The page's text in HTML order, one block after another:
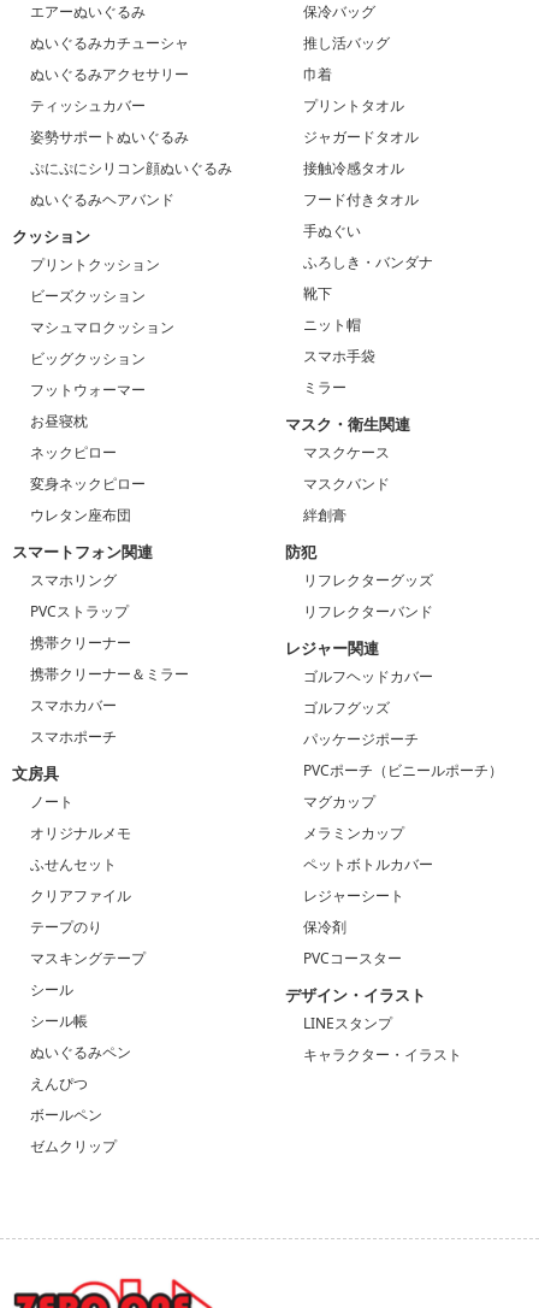
エアーぬいぐるみ
ぬいぐるみカチューシャ
ぬいぐるみアクセサリー
ティッシュカバー
姿勢サポートぬいぐるみ
ぷにぷにシリコン顔ぬいぐるみ
ぬいぐるみヘアバンド
クッション
プリントクッション
ビーズクッション
マシュマロクッション
ビッグクッション
フットウォーマー
お昼寝枕
ネックピロー
変身ネックピロー
ウレタン座布団
スマートフォン関連
スマホリング
PVCストラップ
携帯クリーナー
携帯クリーナー＆ミラー
スマホカバー
スマホポーチ
文房具
ノート
オリジナルメモ
ふせんセット
クリアファイル
テープのり
マスキングテープ
シール
シール帳
ぬいぐるみペン
えんぴつ
ボールペン
ゼムクリップ
保冷バッグ
推し活バッグ
巾着
プリントタオル
ジャガードタオル
接触冷感タオル
フード付きタオル
手ぬぐい
ふろしき・バンダナ
靴下
ニット帽
スマホ手袋
ミラー
マスク・衛生関連
マスクケース
マスクバンド
絆創膏
防犯
リフレクターグッズ
リフレクターバンド
レジャー関連
ゴルフヘッドカバー
ゴルフグッズ
パッケージポーチ
PVCポーチ（ビニールポーチ）
マグカップ
メラミンカップ
ペットボトルカバー
レジャーシート
保冷剤
PVCコースター
デザイン・イラスト
LINEスタンプ
キャラクター・イラスト